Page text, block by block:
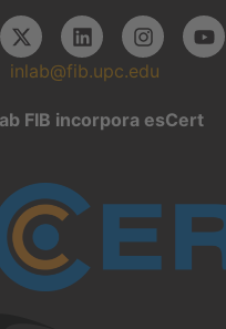
inlab@fib.upc.edu
FIB incorpora esCert